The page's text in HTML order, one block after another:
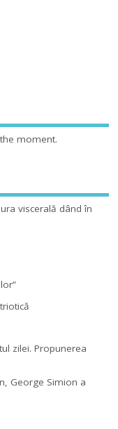
moment.
viscerală dând în
zilei. Propunerea
George Simion a